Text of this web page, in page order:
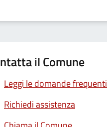
il Comune
Leggi le domande frequenti
Richiedi assistenza